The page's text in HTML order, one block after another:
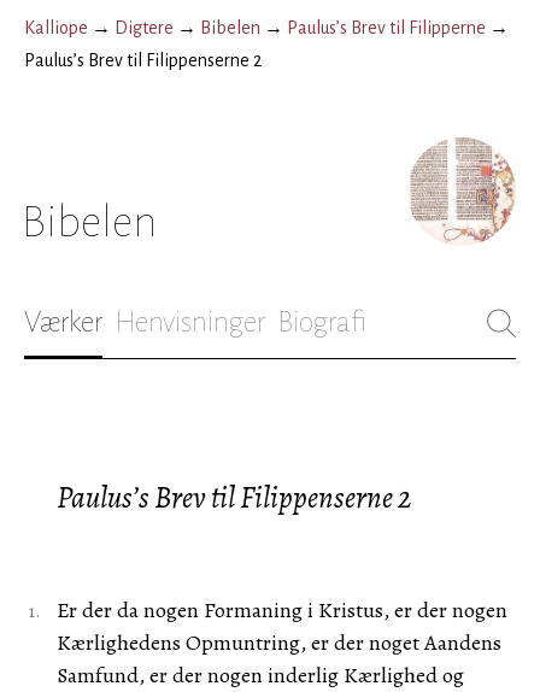
Kalliope → Digtere → Bibelen → Paulus’s Brev til Filipperne →
Paulus’s Brev til Filippenserne 2
Bibelen
Værker Henvisninger Biografi
Paulus’s Brev til Filippenserne 2
Er der da nogen Formaning i Kristus, er der nogen
Kærlighedens Opmuntring, er der noget Aandens
Samfund, er der nogen inderlig Kærlighed og